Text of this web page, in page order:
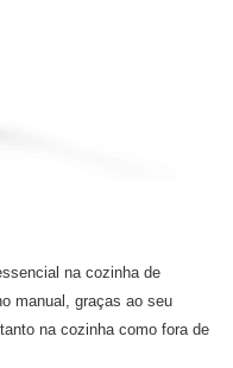
na cozinha de
manual, graças ao seu
na cozinha como fora de